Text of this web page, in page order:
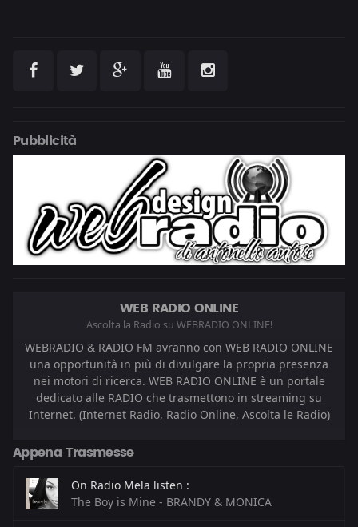
Pubblicità
WEB RADIO ONLINE
Ascolta la Radio su WEBRADIO ONLINE!
WEBRADIO & RADIO FM avranno con WEB RADIO ONLINE
una opportunità in più di divulgare la propria presenza
nei motori di ricerca. WEB RADIO ONLINE è un portale
dedicato alle RADIO che trasmettono in streaming su
Internet. (Internet Radio, Radio Online, Ascolta le Radio)
Appena Trasmesse
On Radio Mela listen :
The Boy is Mine - BRANDY & MONICA